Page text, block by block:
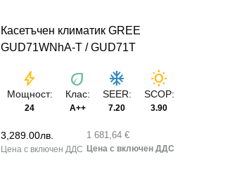
Касетъчен климатик GREE
GUD71WNhA-T / GUD71T
bolt
Мощност:
24
eco
Клас:
A++
ac_unit
SEER:
7.20
wb_sunny
SCOP:
3.90
3,289.00лв. 1 681,64 €